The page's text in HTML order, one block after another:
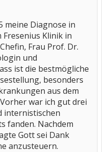
meine Diagnose in
Klinik in
Frau Prof. Dr.
und
ist die bestmögliche
besonders
aus dem
war ich gut drei
internistischen
fanden. Nachdem
Gott sei Dank
anzusteuern.